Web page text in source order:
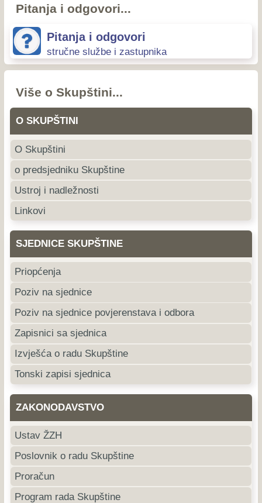
Pitanja i odgovori...
Pitanja i odgovori
stručne službe i zastupnika
Više o Skupštini...
O SKUPŠTINI
O Skupštini
o predsjedniku Skupštine
Ustroj i nadležnosti
Linkovi
SJEDNICE SKUPŠTINE
Priopćenja
Poziv na sjednice
Poziv na sjednice povjerenstava i odbora
Zapisnici sa sjednica
Izvješća o radu Skupštine
Tonski zapisi sjednica
ZAKONODAVSTVO
Ustav ŽZH
Poslovnik o radu Skupštine
Proračun
Program rada Skupštine